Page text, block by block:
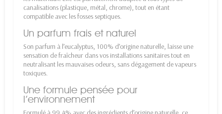
canalisations (plastique, métal, chrome), tout en étant
compatible avec les fosses septiques.
Un parfum frais et naturel
Son parfum à l’eucalyptus, 100% d’origine naturelle, laisse une
sensation de fraîcheur dans vos installations sanitaires tout en
neutralisant les mauvaises odeurs, sans dégagement de vapeurs
toxiques.
Une formule pensée pour
l’environnement